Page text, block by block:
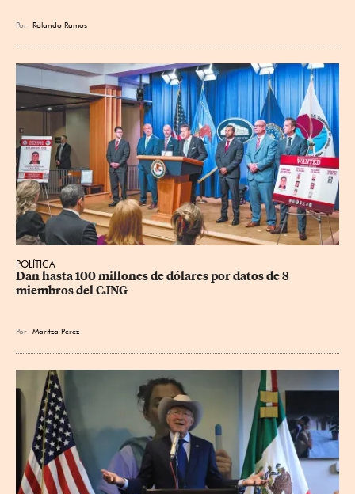
Por Rolando Ramos
POLÍTICA
Dan hasta 100 millones de dólares por datos de 8
miembros del CJNG
Por Maritza Pérez